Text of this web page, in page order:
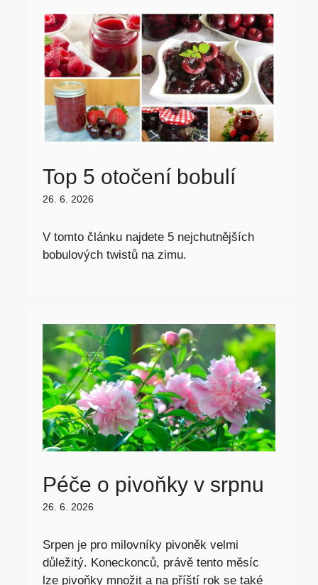
Top 5 otočení bobulí
26. 6. 2026
V tomto článku najdete 5 nejchutnějších
bobulových twistů na zimu.
Péče o pivoňky v srpnu
26. 6. 2026
Srpen je pro milovníky pivoněk velmi
důležitý. Koneckonců, právě tento měsíc
lze pivoňky množit a na příští rok se také